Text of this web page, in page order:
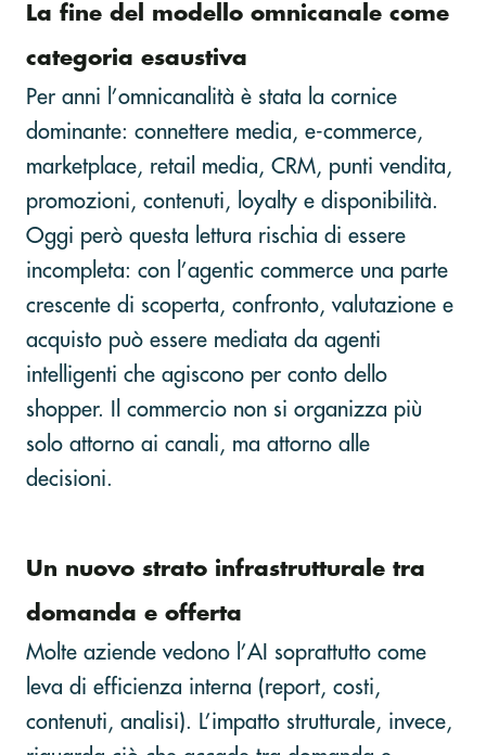
La fine del modello omnicanale come
categoria esaustiva
Per anni l’omnicanalità è stata la cornice
dominante: connettere media, e-commerce,
marketplace, retail media, CRM, punti vendita,
promozioni, contenuti, loyalty e disponibilità.
Oggi però questa lettura rischia di essere
incompleta: con l’agentic commerce una parte
crescente di scoperta, confronto, valutazione e
acquisto può essere mediata da agenti
intelligenti che agiscono per conto dello
shopper. Il commercio non si organizza più
solo attorno ai canali, ma attorno alle
decisioni.
Un nuovo strato infrastrutturale tra
domanda e offerta
Molte aziende vedono l’AI soprattutto come
leva di efficienza interna (report, costi,
contenuti, analisi). L’impatto strutturale, invece,